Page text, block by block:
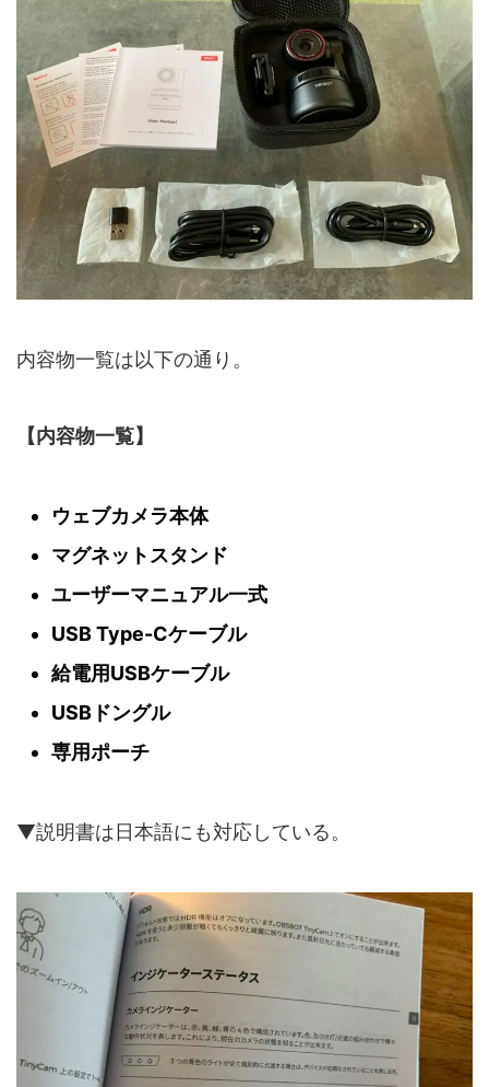
内容物一覧は以下の通り。
【内容物一覧】
ウェブカメラ本体
マグネットスタンド
ユーザーマニュアル一式
USB Type-Cケーブル
給電用USBケーブル
USBドングル
専用ポーチ
▼説明書は日本語にも対応している。